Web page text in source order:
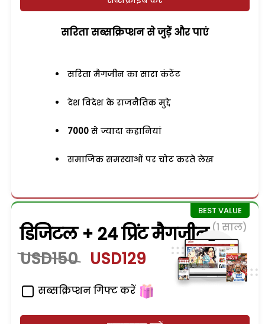
सरिता सब्सक्रिप्शन से जुड़ेें और पाएं
सरिता मैगजीन का सारा कंटेंट
देश विदेश के राजनैतिक मुद्दे
7000 से ज्यादा कहानियां
समाजिक समस्याओं पर चोट करते लेख
डिजिटल + 24 प्रिंट मैगजीन (1 साल)
USD150 USD129
सब्सक्रिप्शन गिफ्ट करें